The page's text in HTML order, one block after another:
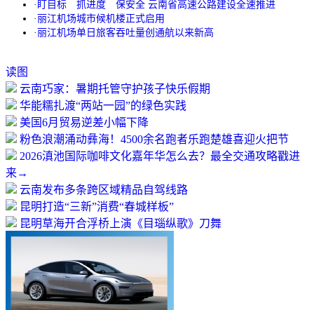
· 盯目标 抓进度 保安全 云南省高速公路建设全速推进
· 丽江机场城市候机楼正式启用
· 丽江机场单日旅客吞吐量创通航以来新高
读图
云南巧家：暑期托管守护孩子快乐假期
华能糯扎渡“两站一园”的绿色实践
美国6月贸易逆差小幅下降
粉色浪潮涌动彝海！4500余名跑者乐跑楚雄喜迎火把节
2026滇池国际咖啡文化嘉年华怎么去？最全交通攻略戳进
来→
云南发布多条跨区域精品自驾线路
昆明打造“三新”消费“春城样板”
昆明草海开合浮桥上演《目瑙纵歌》刀舞